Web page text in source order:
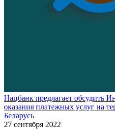
Нацбанк предлагает обсудить
оказания платежных услуг на
Беларусь
27 сентября 2022